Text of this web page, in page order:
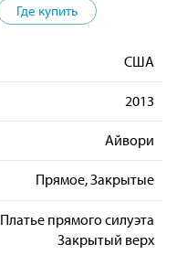
Где купить
США
2013
Айвори
Прямое, Закрытые
Платье прямого силуэта
Закрытый верх